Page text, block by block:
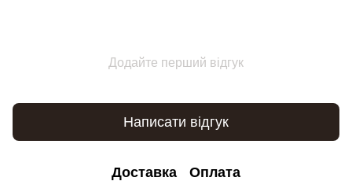
Додайте перший відгук
Написати відгук
Доставка Оплата